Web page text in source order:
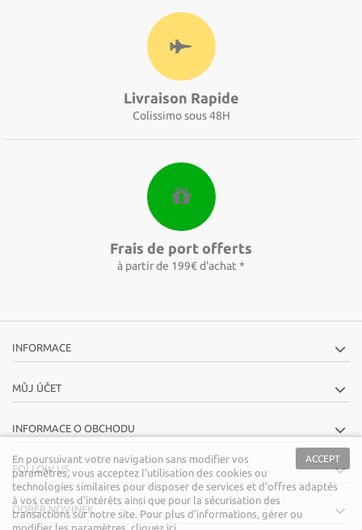
Livraison Rapide
Colissimo sous 48H
Frais de port offerts
à partir de 199€ d'achat *
INFORMACE
MŮJ ÚČET
INFORMACE O OBCHODU
FOLLOW US
ODBĚR NOVINEK
ACCEPT
En poursuivant votre navigation sans modifier vos
paramètres, vous acceptez l'utilisation des cookies ou
technologies similaires pour disposer de services et d'offres adaptés
à vos centres d'intérêts ainsi que pour la sécurisation des
transactions sur notre site. Pour plus d’informations, gérer ou
modifier les paramètres, cliquez ici